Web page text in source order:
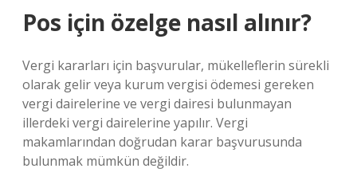
Pos için özelge nasıl alınır?
Vergi kararları için başvurular, mükelleflerin sürekli
olarak gelir veya kurum vergisi ödemesi gereken
vergi dairelerine ve vergi dairesi bulunmayan
illerdeki vergi dairelerine yapılır. Vergi
makamlarından doğrudan karar başvurusunda
bulunmak mümkün değildir.